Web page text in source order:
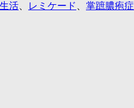
活 レミケード 掌蹠膿疱症